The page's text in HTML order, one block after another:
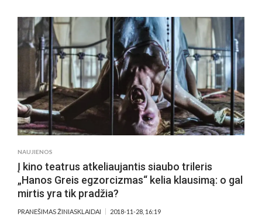
IR
NEPAKALTINAMI
SERGEI
LOZNITSA
FILMUOSE
„PROCESAS“
IR
„PERGALĖS
DIENA“
NAUJIENOS
Į kino teatrus atkeliaujantis siaubo trileris
„Hanos Greis egzorcizmas“ kelia klausimą: o gal
mirtis yra tik pradžia?
PRANEŠIMAS ŽINIASKLAIDAI 2018-11-28, 16:19